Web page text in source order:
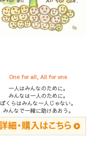
One for all, All for one
一人はみんなのために。
みんなは一人のために。
ぼくらはみんな一人じゃない。
みんなで一緒に助けあおう。